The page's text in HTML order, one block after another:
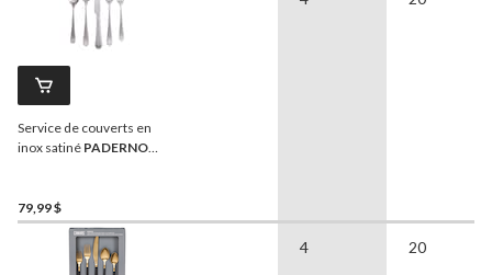
Service de couverts en
inox satiné PADERNO
79,99 $
4 20